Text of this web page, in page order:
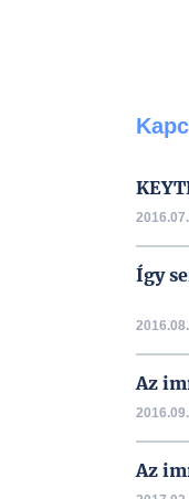
Így
Az
Az